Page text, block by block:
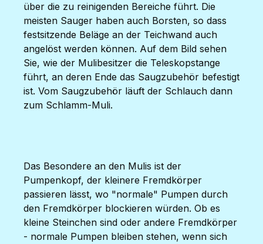
über die zu reinigenden Bereiche führt. Die
meisten Sauger haben auch Borsten, so dass
festsitzende Beläge an der Teichwand auch
angelöst werden können. Auf dem Bild sehen
Sie, wie der Mulibesitzer die Teleskopstange
führt, an deren Ende das Saugzubehör befestigt
ist. Vom Saugzubehör läuft der Schlauch dann
zum Schlamm-Muli.
Das Besondere an den Mulis ist der
Pumpenkopf, der kleinere Fremdkörper
passieren lässt, wo "normale" Pumpen durch
den Fremdkörper blockieren würden. Ob es
kleine Steinchen sind oder andere Fremdkörper
- normale Pumpen bleiben stehen, wenn sich